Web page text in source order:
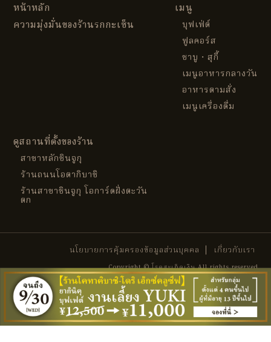
หน้าหลัก
ความมุ่งมั่นของร้านรกกะเซ็น
เมนู
บุฟเฟ่ต์
ฟูลคอร์ส
ชาบู・สุกี้
เมนูอาหารกลางวัน
อาหารตามสั่ง
เมนูเครื่องดื่ม
ดูสถานที่ตั้งของร้าน
สาขาหลักชินจูกุ
ร้านถนนโอตากิบาชิ
ร้านสาขาชินจูกุ โอการ์ดฝั่งตะวัน
ตก
นโยบายการคุ้มครองข้อมูลส่วนบุคคล เกี่ยวกับเรา
Copyright © โรคสะเก็ดเงิน All rights reserved.